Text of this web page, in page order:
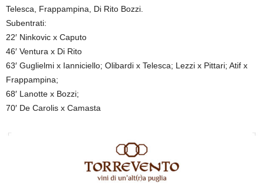
Telesca, Frappampina, Di Rito Bozzi.
Subentrati:
22′ Ninkovic x Caputo
46′ Ventura x Di Rito
63′ Guglielmi x Ianniciello; Olibardi x Telesca; Lezzi x Pittari; Atif x
Frappampina;
68′ Lanotte x Bozzi;
70′ De Carolis x Camasta